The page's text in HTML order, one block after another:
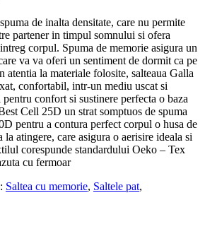
de inalta densitate, care nu permite
partener in timpul somnului si ofera
corpul. Spuma de memorie asigura un
va va oferi un sentiment de dormit ca pe
atentia la materiale folosite, salteaua Galla
confortabil, intr-un mediu uscat si
confort si sustinere perfecta o baza
Cell 25D un strat somptuos de spuma
pentru a contura perfect corpul o husa de
la atingere, care asigura o aerisire ideala si
corespunde standardului Oeko – Tex
cu fermoar
Saltea cu memorie, Saltele pat,